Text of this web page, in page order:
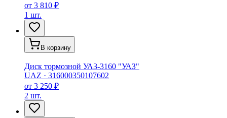
от 3 810 ₽
1 шт.
В корзину
Диск тормозной УАЗ-3160 "УАЗ"
UAZ · 316000350107602
от 3 250 ₽
2 шт.